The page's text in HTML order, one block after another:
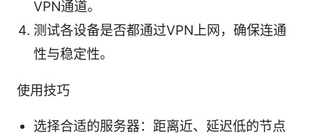
VPN通道。
测试各设备是否都通过VPN上网，确保连通
性与稳定性。
使用技巧
选择合适的服务器：距离近、延迟低的节点